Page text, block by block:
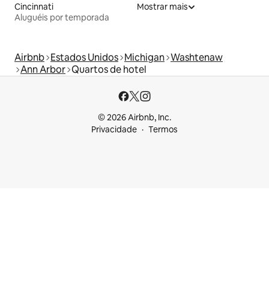
Cincinnati
Aluguéis por temporada
Mostrar mais
Airbnb Estados Unidos Michigan Washtenaw
Ann Arbor Quartos de hotel
© 2026 Airbnb, Inc.
Privacidade
Termos